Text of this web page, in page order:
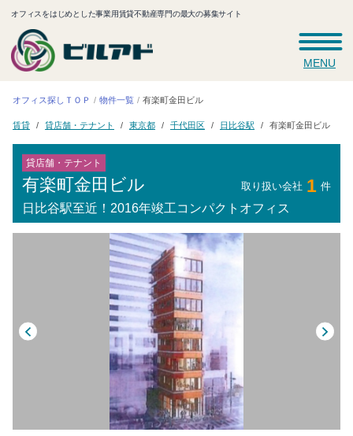
オフィスをはじめとした事業用賃貸不動産専門の最大の募集サイト
MENU
オフィス探しＴＯＰ 物件一覧 有楽町金田ビル
賃貸 貸店舗・テナント 東京都 千代田区 日比谷駅 有楽町金田ビル
貸店舗・テナント
有楽町金田ビル 取り扱い会社 1 件
日比谷駅至近！2016年竣工コンパクトオフィス